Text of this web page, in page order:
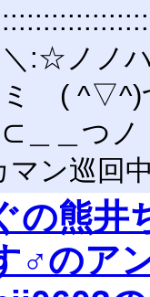
:☆ノノ
ゝ( ^▽^)
＿＿つノ
マン巡回
の熊井
♂のア